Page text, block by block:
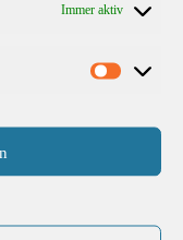
Immer aktiv